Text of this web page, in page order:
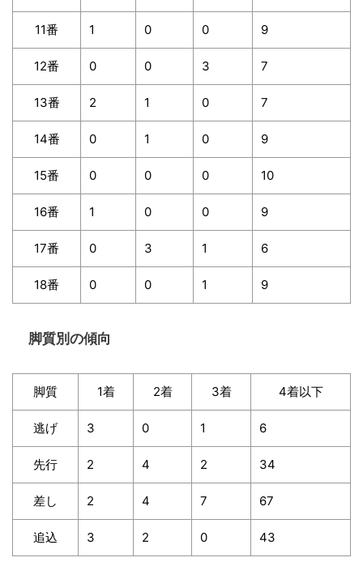
11番 1 0 0 9
12番 0 0 3 7
13番 2 1 0 7
14番 0 1 0 9
15番 0 0 0 10
16番 1 0 0 9
17番 0 3 1 6
18番 0 0 1 9
脚質別の傾向
脚質 1着 2着 3着 4着以下
逃げ 3 0 1 6
先行 2 4 2 34
差し 2 4 7 67
追込 3 2 0 43